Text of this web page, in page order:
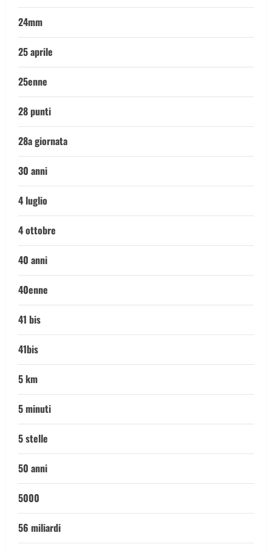
24mm
25 aprile
25enne
28 punti
28a giornata
30 anni
4 luglio
4 ottobre
40 anni
40enne
41 bis
41bis
5 km
5 minuti
5 stelle
50 anni
5000
56 miliardi